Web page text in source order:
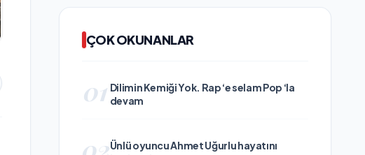
ÇOK OKUNANLAR
01 Dilimin Kemiği Yok. Rap ‘e selam Pop ‘la
devam
Ünlü oyuncu Ahmet Uğurlu hayatını